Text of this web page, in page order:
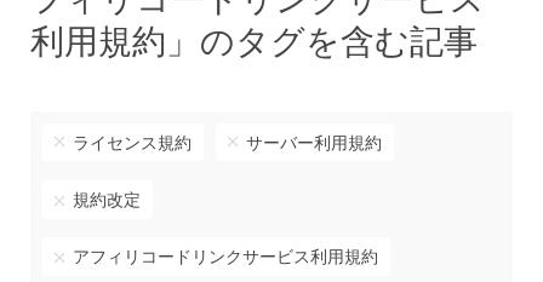
利用規約」のタグを含む記事
ライセンス規約 サーバー利用規約
規約改定
アフィリコードリンクサービス利用規約